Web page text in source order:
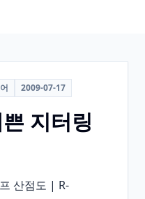
2009-07-17
지터링
산점도 | R-